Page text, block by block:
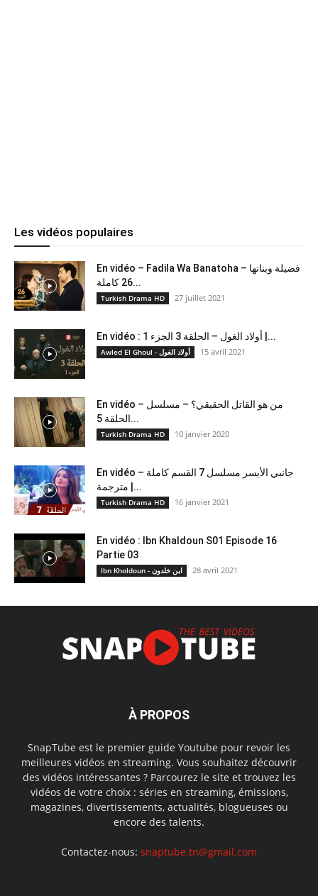
Les vidéos populaires
En vidéo – Fadila Wa Banatoha – فضيلة وبناتها
26 كاملة...
Turkish Drama HD 27 juillet 2021
En vidéo : أولاد الغول – الحلقة 3 الجزء 1 |...
Awled El Ghoul - أولاد الغول 15 avril 2021
En vidéo – من هو القاتل الحقيقي؟ – مسلسل
الحلقة 5...
Turkish Drama HD 10 janvier 2020
En vidéo – جانبي الأيسر مسلسل 7 القسم كاملة
مترجمة |...
Turkish Drama HD 16 janvier 2021
En vidéo : Ibn Khaldoun S01 Episode 16
Partie 03
Ibn Kholdoun - ابن خلدون 28 avril 2021
À PROPOS
SnapTube est le premier guide Youtube pour revoir les
meilleures vidéos en streaming. Vous souhaitez découvrir
des vidéos intéressantes ? Parcourez le site et trouvez les
vidéos de votre choix : séries en streaming, émissions,
magazines, divertissements, actualités, blogueuses ou
encore des talents.
Contactez-nous: snaptube.tn@gmail.com